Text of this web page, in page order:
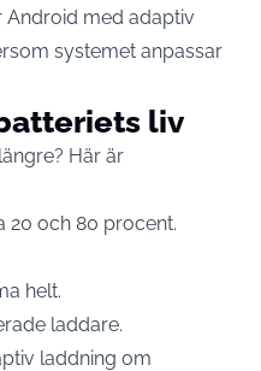
Android med adaptiv
systemet anpassar
liv
Här är
20 och 80 procent.
helt.
laddare.
laddning om